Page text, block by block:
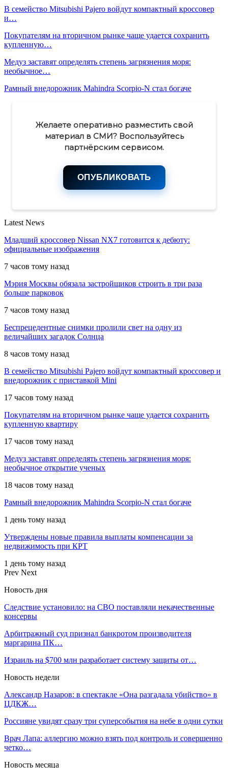
В семейство Mitsubishi Pajero войдут компактный кроссовер
и…
Покупателям на вторичном рынке чаще удается сохранить
купленную…
Медуз заставят определять степень загрязнения моря:
необычное…
Рамный внедорожник Mahindra Scorpio-N стал богаче
Желаете оперативно разместить свой
материал в СМИ? Воспользуйтесь
партнёрским сервисом.
ОПУБЛИКОВАТЬ
Latest News
Младший кроссовер Nissan NX7 готовится к дебюту:
официальные изображения
7 часов тому назад
Мэрия Москвы обязала застройщиков строить в три раза
больше парковок
7 часов тому назад
Беспрецедентные снимки пролили свет на одну из
величайших загадок Солнца
8 часов тому назад
В семейство Mitsubishi Pajero войдут компактный кроссовер и
внедорожник с приставкой Mini
17 часов тому назад
Покупателям на вторичном рынке чаще удается сохранить
купленную квартиру
17 часов тому назад
Медуз заставят определять степень загрязнения моря:
необычное открытие ученых
18 часов тому назад
Рамный внедорожник Mahindra Scorpio-N стал богаче
1 день тому назад
Утверждены новые правила выплаты компенсации за
недвижимость при КРТ
1 день тому назад
Prev Next
Новость дня
Следствие установило: на СВО поставляли некачественные
консервы
Арбитражный суд признал банкротом производителя
маргарина ПК…
Израиль на $700 млн разработает систему защиты от…
Новость недели
Александр Назаров: в спектакле «Она разгадала убийство» в
ЦДКЖ…
Россияне увидят сразу три суперсобытия на небе в одни сутки
Врач Лапа: аллергию можно взять под контроль и совершенно
четко…
Новость месяца